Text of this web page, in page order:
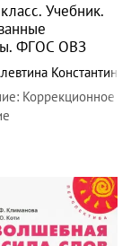
Учебник.
ФГОС ОВЗ
: Коррекционное